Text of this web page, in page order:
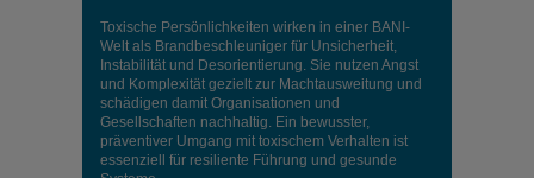
Toxische Persönlichkeiten wirken in einer BANI-
Welt als Brandbeschleuniger für Unsicherheit,
Instabilität und Desorientierung. Sie nutzen Angst
und Komplexität gezielt zur Machtausweitung und
schädigen damit Organisationen und
Gesellschaften nachhaltig. Ein bewusster,
präventiver Umgang mit toxischem Verhalten ist
essenziell für resiliente Führung und gesunde